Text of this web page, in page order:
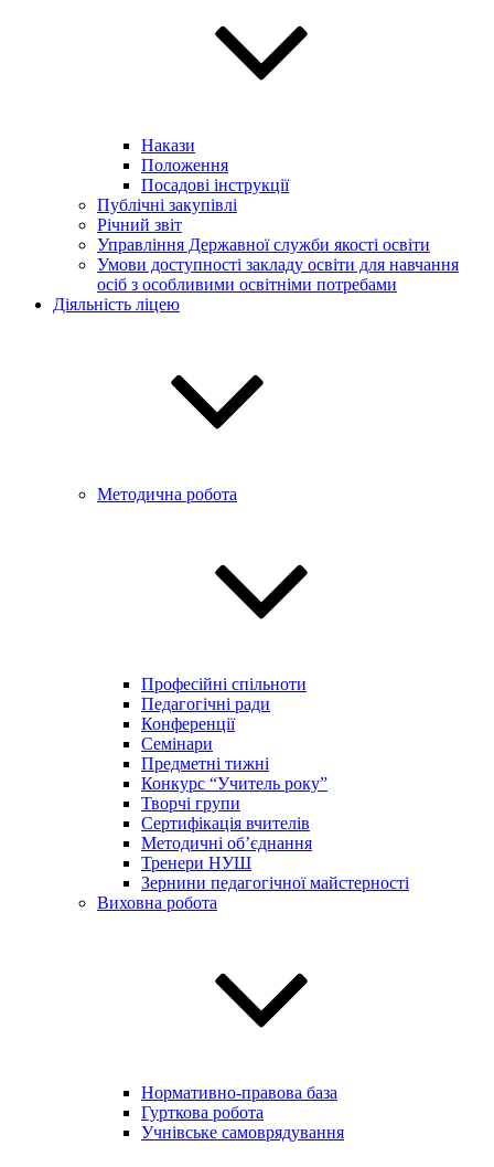
Накази
Положення
Посадові інструкції
Публічні закупівлі
Річний звіт
Управління Державної служби якості освіти
Умови доступності закладу освіти для навчання
осіб з особливими освітніми потребами
Діяльність ліцею
Методична робота
Професійні спільноти
Педагогічні ради
Конференції
Семінари
Предметні тижні
Конкурс “Учитель року”
Творчі групи
Сертифікація вчителів
Методичні об’єднання
Тренери НУШ
Зернини педагогічної майстерності
Виховна робота
Нормативно-правова база
Гурткова робота
Учнівське самоврядування